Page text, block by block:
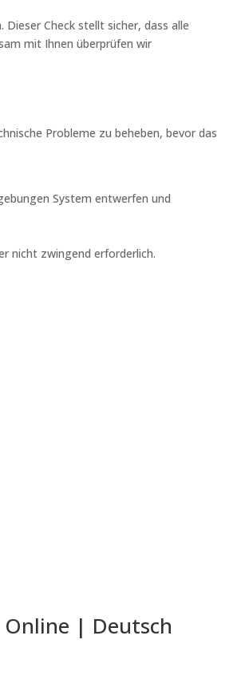
Check stellt sicher, dass alle
mit Ihnen überprüfen wir
Probleme zu beheben, bevor das
System entwerfen und
nicht zwingend erforderlich.
Online | Deutsch